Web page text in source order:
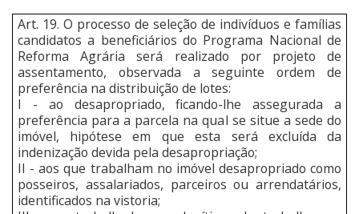
Art. 19. O processo de seleção de indivíduos e famílias
candidatos a beneficiários do Programa Nacional de
Reforma Agrária será realizado por projeto de
assentamento, observada a seguinte ordem de
preferência na distribuição de lotes:
I - ao desapropriado, ficando-lhe assegurada a
preferência para a parcela na qual se situe a sede do
imóvel, hipótese em que esta será excluída da
indenização devida pela desapropriação;
II - aos que trabalham no imóvel desapropriado como
posseiros, assalariados, parceiros ou arrendatários,
identificados na vistoria;